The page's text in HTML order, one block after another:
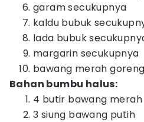
garam secukupnya
kaldu bubuk
lada bubuk
margarin secukupnya
bawang merah
Bahan bumbu halus:
4 butir bawang merah
3 siung bawang putih